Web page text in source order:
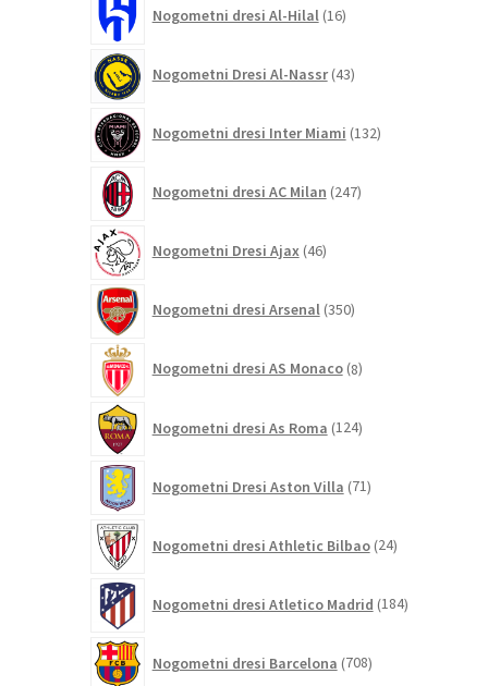
Nogometni dresi Al-Hilal 16izdelkov
Nogometni Dresi Al-Nassr 43izdelkov
Nogometni dresi Inter Miami 132izdelkov
Nogometni dresi AC Milan 247izdelkov
Nogometni Dresi Ajax 46izdelkov
Nogometni dresi Arsenal 350izdelkov
Nogometni dresi AS Monaco 8izdelkov
Nogometni dresi As Roma 124izdelkov
Nogometni Dresi Aston Villa 71izdelkov
Nogometni dresi Athletic Bilbao 24izdelkov
Nogometni dresi Atletico Madrid 184izdelkov
Nogometni dresi Barcelona 708izdelkov